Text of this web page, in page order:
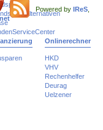
und Alternativen
Onlinerechner
HKD
VHV
Rechenhelfer
Deurag
Uelzener
Powered by IReS